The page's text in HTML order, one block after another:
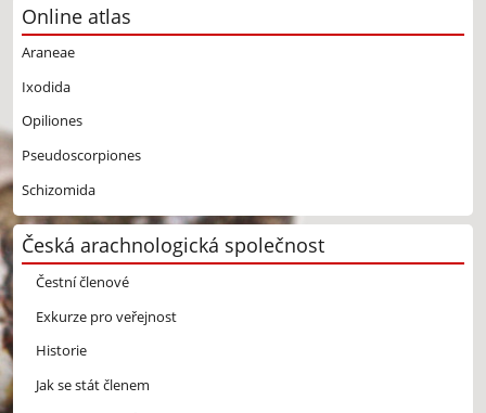
Online atlas
Araneae
Ixodida
Opiliones
Pseudoscorpiones
Schizomida
Česká arachnologická společnost
Čestní členové
Exkurze pro veřejnost
Historie
Jak se stát členem